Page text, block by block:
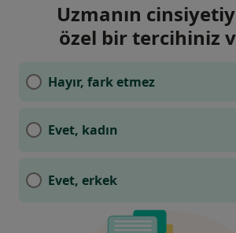
Uzmanın
özel bir tercihiniz
Hayır, fark etmez
Evet, kadın
Evet, erkek